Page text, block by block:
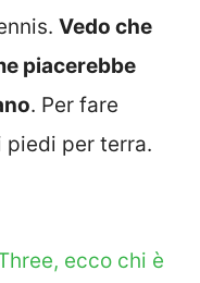
Vedo che
piacerebbe
. Per fare
piedi per terra.
ecco chi è